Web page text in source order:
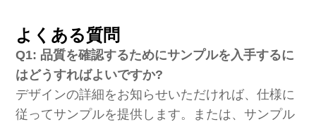
よくある質問
Q1: 品質を確認するためにサンプルを入手するに
はどうすればよいですか?
デザインの詳細をお知らせいただければ、仕様に
従ってサンプルを提供します。または、サンプル